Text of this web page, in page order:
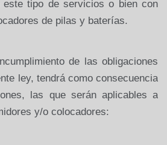
este tipo de servicios o bien con
de pilas y baterías.
de las obligaciones
ley, tendrá como consecuencia
las que serán aplicables a
y/o colocadores: